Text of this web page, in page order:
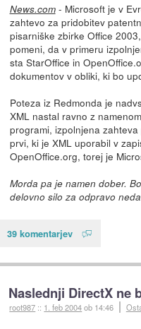
News.com- Microsoft je v
zahtevo za pridobitev
pisarniške zbirke Office
pomeni, da v primeru
sta StarOffice in
dokumentov v obliki, ki bo
Poteza iz Redmonda je
XML nastal ravno z
programi, izpolnjena
prvi, ki je XML uporabil v
OpenOffice.org, torej je
Morda pa je namen dober.
delovno silo za odpravo
39 komentarjev
Naslednji DirectX ne
root987 :: 1. feb 2004ob 14:46